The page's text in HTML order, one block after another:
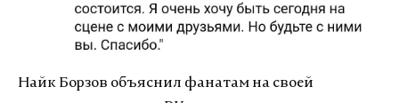
Найк Борзов объяснил фанатам на своей